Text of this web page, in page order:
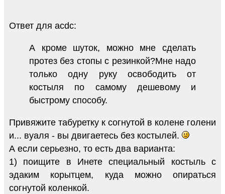
Ответ для acdc:
А кроме шуток, можно мне сделать
протез без стопы с резинкой?Мне надо
только одну руку освободить от
костыля по самому дешевому и
быстрому способу.
Привяжите табуретку к согнутой в колене голени
и... вуаля - вы двигаетесь без костылей.
А если серьезно, то есть два варианта:
1) поищите в Инете специальный костыль с
эдаким корытцем, куда можно опираться
согнутой коленкой.